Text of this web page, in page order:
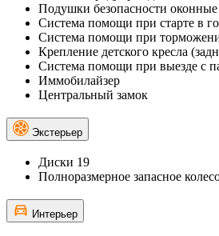
Подушки безопасности
Система помощи при старте в
Система помощи при
Крепление детского кресла
Система помощи при выезде с
Иммобилайзер
Центральный замок
Экстерьер
Диски 19
Полноразмерное запасное
Интерьер